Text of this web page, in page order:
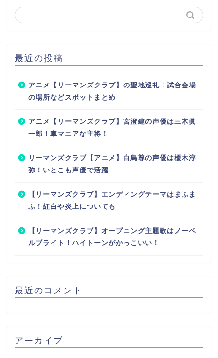
最近の投稿
アニメ【リーマンズクラブ】の聖地巡礼！試合会場
の場所などスポットまとめ
アニメ【リーマンズクラブ】宮澄建の声優は三木眞
一郎！車マニアな主将！
リーマンズクラブ【アニメ】白鳥尊の声優は榎木淳
弥！いとこも声優で活躍
【リーマンズクラブ】エンディングテーマはまふま
ふ！紅白や炎上についても
【リーマンズクラブ】オープニング主題歌はノーベ
ルブライト！ハイトーンがかっこいい！
最近のコメント
アーカイブ